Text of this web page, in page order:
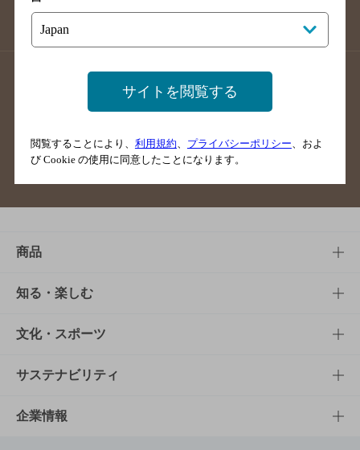
商品
商品TOP
商品一覧
商品発売情報
栄養成分一覧
知る・楽しむ
知る・楽しむTOP
キャンペーン
工場見学
文化・スポーツ
文化・スポーツTOP
サントリーホール
サステナビリティ
サステナビリティTOP
企業情報
サイトを閲覧する
閲覧することにより、 利用規約、 プライバシーポリシー、およ
び Cookie の使用に同意したことになります。